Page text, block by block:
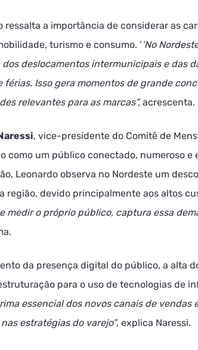
ressalta a importância de considerar as
turismo e consumo. ‘ ‘No
deslocamentos intermunicipais e das
férias. Isso gera momentos de grande
relevantes para as marcas”,acrescenta.
, vice-presidente do Comitê de
como um público conectado, numeroso e
Leonardo observa no Nordeste um
região, devido principalmente aos altos
medir o próprio público, captura essa
da presença digital do público, a alta
para o uso de tecnologias de
essencial dos novos canais de
estratégias do varejo”, explica Naressi.